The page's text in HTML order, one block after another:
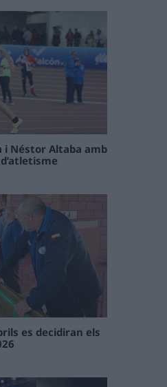
i Néstor Altaba amb
es decidiran els